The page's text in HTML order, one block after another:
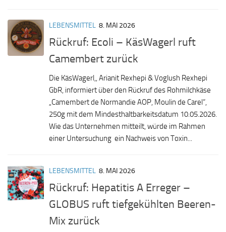
LEBENSMITTEL 8. MAI 2026
Rückruf: Ecoli – KäsWagerl ruft
Camembert zurück
Die KäsWagerl,, Arianit Rexhepi & Voglush Rexhepi
GbR, informiert über den Rückruf des Rohmilchkäse
„Camembert de Normandie AOP, Moulin de Carel“,
250g mit dem Mindesthaltbarkeitsdatum 10.05.2026.
Wie das Unternehmen mitteilt, würde im Rahmen
einer Untersuchung ein Nachweis von Toxin...
LEBENSMITTEL 8. MAI 2026
Rückruf: Hepatitis A Erreger –
GLOBUS ruft tiefgekühlten Beeren-
Mix zurück